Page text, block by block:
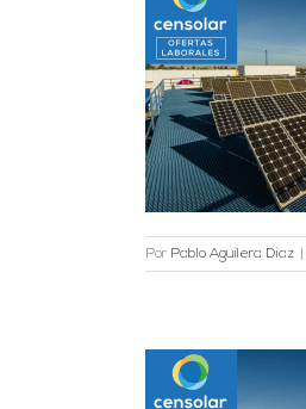
Por Pablo Aguilera Diaz